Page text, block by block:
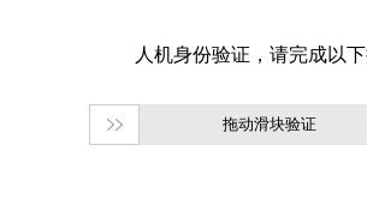
拖动滑块验证